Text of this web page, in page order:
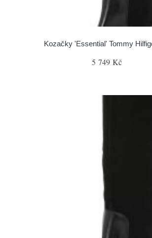
Kozačky 'Essential' Tommy
5 749 Kč